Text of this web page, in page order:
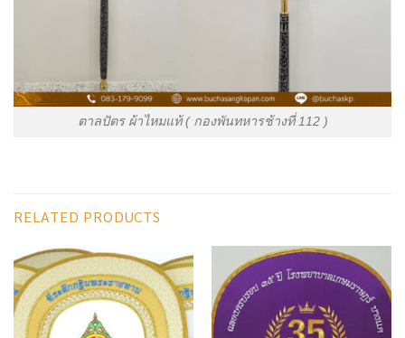
ตาลปัตร ผ้าไหมแท้ ( กองพันทหารช้างที่ 112 )
RELATED PRODUCTS